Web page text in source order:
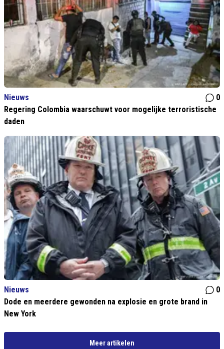
Nieuws
0
Regering Colombia waarschuwt voor mogelijke terroristische
daden
Nieuws
0
Dode en meerdere gewonden na explosie en grote brand in
New York
Meer artikelen